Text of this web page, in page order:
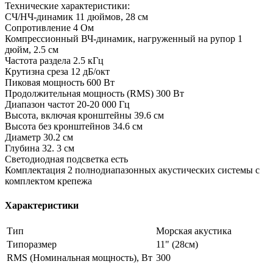
Технические характеристики:
СЧ/НЧ-динамик 11 дюймов, 28 см
Сопротивление 4 Ом
Компрессионный ВЧ-динамик, нагруженный на рупор 1
дюйм, 2.5 см
Частота раздела 2.5 кГц
Крутизна среза 12 дБ/окт
Пиковая мощность 600 Вт
Продолжительная мощность (RMS) 300 Вт
Диапазон частот 20-20 000 Гц
Высота, включая кронштейны 39.6 см
Высота без кронштейнов 34.6 см
Диаметр 30.2 см
Глубина 32. 3 см
Светодиодная подсветка есть
Комплектация 2 полнодиапазонных акустических системы с
комплектом крепежа
Характеристики
Тип
Морская акустика
Типоразмер
11" (28см)
RMS (Номинальная мощность), Вт 300